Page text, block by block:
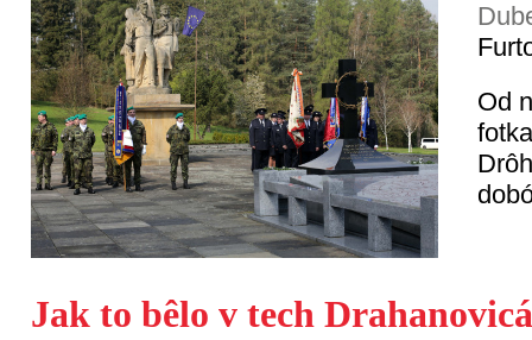
Od
Jak to bêlo v tech